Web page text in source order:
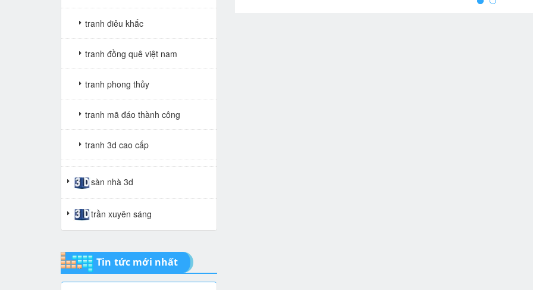
tranh điêu khắc
tranh đồng quê việt nam
tranh phong thủy
tranh mã đáo thành công
tranh 3d cao cấp
tranh gạch 3d thuận buồm xuôi
gió
tranh giả ngọc
sàn nhà 3d
trần xuyên sáng
Tin tức mới nhất